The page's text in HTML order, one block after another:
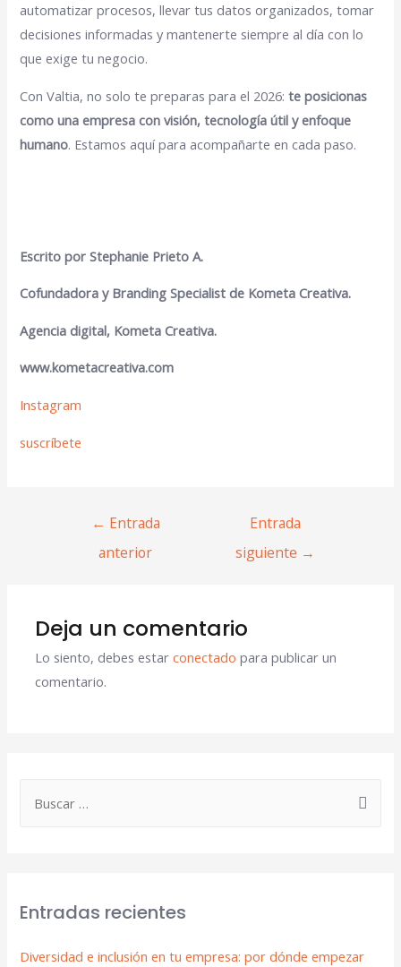
Entradas recientes
Diversidad e inclusión en tu empresa: por dónde empezar
automatizar procesos, llevar tus datos organizados, tomar
decisiones informadas y mantenerte siempre al día con lo
que exige tu negocio.
Con Valtia, no solo te preparas para el 2026:te posicionas
como una empresa con visión, tecnología útil y enfoque
humano. Estamos aquí para acompañarte en cada paso.
Escrito por Stephanie Prieto A.
Cofundadora y Branding Specialist de Kometa Creativa.
Agencia digital, Kometa Creativa.
www.kometacreativa.com
Instagram
suscríbete
← Entrada
anterior
Entrada
siguiente →
Deja un comentario
Lo siento, debes estarconectado para publicar un
comentario.